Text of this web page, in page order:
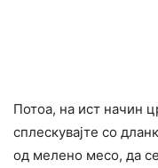
Потоа, на ист начин
сплескувајте со
од мелено месо, да